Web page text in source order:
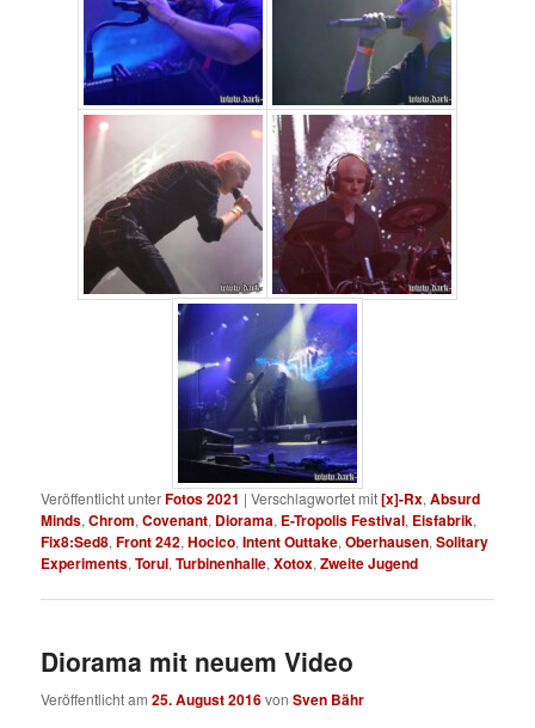
Veröffentlicht unterFotos 2021 |Verschlagwortet mit[x]-Rx,Absurd
Minds,Chrom,Covenant, Diorama, E-Tropolis Festival, Eisfabrik,
Fix8:Sed8,Front 242,Hocico,Intent Outtake,Oberhausen,Solitary
Experiments,Torul,Turbinenhalle,Xotox,Zweite Jugend
Diorama mit neuem Video
Veröffentlicht am25. August 2016vonSven Bähr